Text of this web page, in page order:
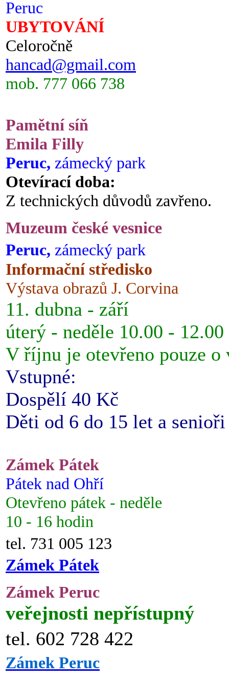
Peruc
UBYTOVÁNÍ
Celoročně
hancad@gmail.com
mob. 777 066 738
Pamětní síň
Emila Filly
Peruc, zámecký park
Otevírací doba:
Z technických důvodů zavřeno.
Muzeum české vesnice
Peruc, zámecký park
Informační středisko
Výstava obrazů J. Corvina
11. dubna - září
úterý - neděle 10.00 -
V říjnu je otevřeno pouze o
Vstupné:
Dospělí 40 Kč
Děti od 6 do 15 let a
Zámek Pátek
Pátek nad Ohří
Otevřeno pátek - neděle
10 - 16 hodin
tel. 731 005 123
Zámek Pátek
Zámek Peruc
veřejnosti nepřístupný
tel. 602 728 422
Zámek Peruc